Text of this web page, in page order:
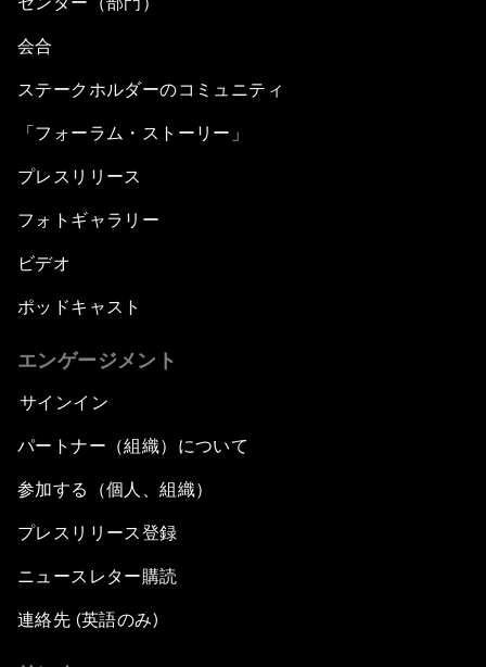
会合
ステークホルダーのコミュニティ
「フォーラム・ストーリー」
プレスリリース
フォトギャラリー
ビデオ
ポッドキャスト
エンゲージメント
サインイン
パートナー（組織）について
参加する（個人、組織）
プレスリリース登録
ニュースレター購読
連絡先 (英語のみ)